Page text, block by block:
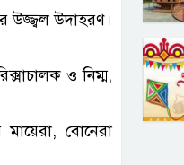
উজ্জ্বল উদাহরণ।
ও নিম্ম,
বোনেরা